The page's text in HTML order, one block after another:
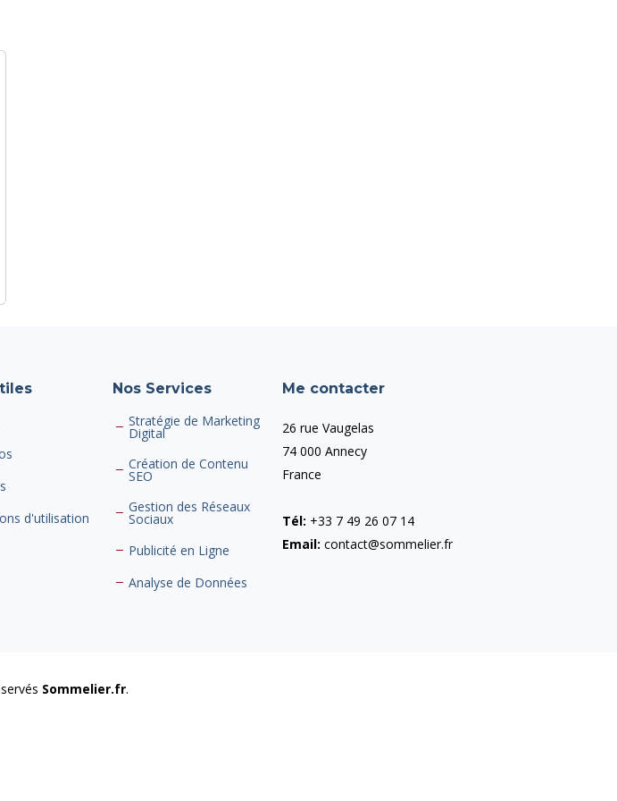
d'utilisation
Nos Services
Stratégie de Marketing
Digital
Création de Contenu
SEO
Gestion des Réseaux
Sociaux
Publicité en Ligne
Analyse de Données
Me contacter
26 rue Vaugelas
74 000 Annecy
France
Tél: +33 7 49 26 07 14
Email: contact@sommelier.fr
Sommelier.fr.